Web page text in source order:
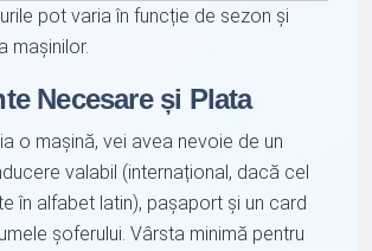
pot varia în funcție de sezon și
mașinilor.
Necesare și Plata
o mașină, vei avea nevoie de un
valabil (internațional, dacă cel
în alfabet latin), pașaport și un card
șoferului. Vârsta minimă pentru